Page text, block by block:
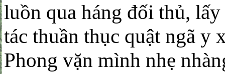
luồn qua háng đối thủ,
tác thuần thục quật ngã y
Phong vặn mình nhẹ